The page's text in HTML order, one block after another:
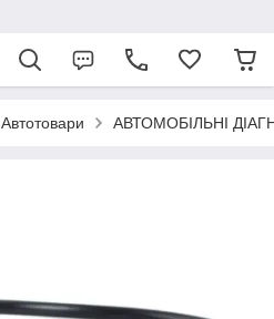
Автотовари АВТОМОБІЛЬНІ